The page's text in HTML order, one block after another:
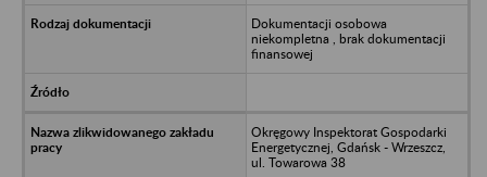
Dokumentacji osobowa
niekompletna , brak dokumentacji
finansowej
Okręgowy Inspektorat Gospodarki
Energetycznej, Gdańsk - Wrzeszcz,
ul. Towarowa 38